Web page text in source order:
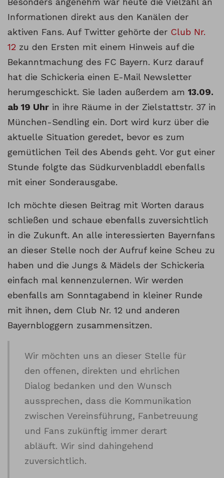
Informationen direkt aus den Kanälen der
aktiven Fans. Auf Twitter gehörte der Club Nr.
12 zu den Ersten mit einem Hinweis auf die
Bekanntmachung des FC Bayern. Kurz darauf
hat die Schickeria einen E-Mail Newsletter
herumgeschickt. Sie laden außerdem am 13.09.
ab 19 Uhr in ihre Räume in der Zielstattstr. 37 in
München-Sendling ein. Dort wird kurz über die
aktuelle Situation geredet, bevor es zum
gemütlichen Teil des Abends geht. Vor gut einer
Stunde folgte das Südkurvenbladdl ebenfalls
mit einer Sonderausgabe.
Ich möchte diesen Beitrag mit Worten daraus
schließen und schaue ebenfalls zuversichtlich
in die Zukunft. An alle interessierten Bayernfans
an dieser Stelle noch der Aufruf keine Scheu zu
haben und die Jungs & Mädels der Schickeria
einfach mal kennenzulernen. Wir werden
ebenfalls am Sonntagabend in kleiner Runde
mit ihnen, dem Club Nr. 12 und anderen
Bayernbloggern zusammensitzen.
Wir möchten uns an dieser Stelle für
den offenen, direkten und ehrlichen
Dialog bedanken und den Wunsch
aussprechen, dass die Kommunikation
zwischen Vereinsführung, Fanbetreuung
und Fans zukünftig immer derart
abläuft. Wir sind dahingehend
zuversichtlich.